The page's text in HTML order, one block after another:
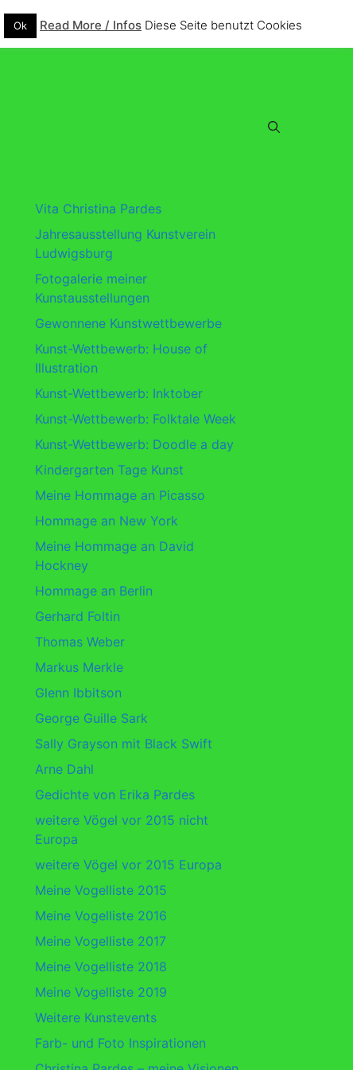
Vita Christina Pardes
Jahresausstellung Kunstverein
Ludwigsburg
Fotogalerie meiner
Kunstausstellungen
Gewonnene Kunstwettbewerbe
Kunst-Wettbewerb: House of
Illustration
Kunst-Wettbewerb: Inktober
Kunst-Wettbewerb: Folktale Week
Kunst-Wettbewerb: Doodle a day
Kindergarten Tage Kunst
Meine Hommage an Picasso
Hommage an New York
Meine Hommage an David
Hockney
Hommage an Berlin
Gerhard Foltin
Thomas Weber
Markus Merkle
Glenn Ibbitson
George Guille Sark
Sally Grayson mit Black Swift
Arne Dahl
Gedichte von Erika Pardes
weitere Vögel vor 2015 nicht
Europa
weitere Vögel vor 2015 Europa
Meine Vogelliste 2015
Meine Vogelliste 2016
Meine Vogelliste 2017
Meine Vogelliste 2018
Meine Vogelliste 2019
Weitere Kunstevents
Farb- und Foto Inspirationen
Ok Read More / Infos Diese Seite benutzt Cookies